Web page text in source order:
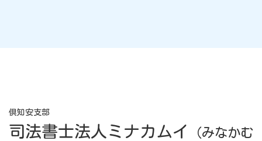
倶知安支部
司法書士法人ミナカムイ
（みなかむ